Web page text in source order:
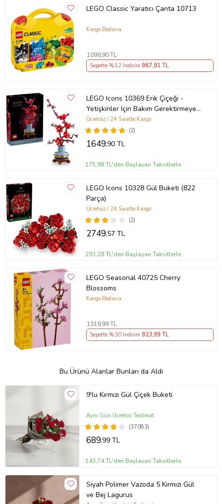
LEGO Classic Yaratıcı Çanta 10713
Kargo Bedava
1099,90 TL
Sepette %12 İndirim 967,91 TL
LEGO Icons 10369 Erik Çiçeği -
Yetişkinler Için Bakım Gerektirmeyen
Dekoratif Bitki Yapım Seti (327
Parça)
(2)
Ücretsiz / 24 Saatte Kargo
1649,90 TL
175,98 TL'den Başlayan Taksitlerle
LEGO Icons 10328 Gül Buketi (822
Parça)
(2)
Ücretsiz / 24 Saatte Kargo
2749,57 TL
293,28 TL'den Başlayan Taksitlerle
LEGO Seasonal 40725 Cherry
Blossoms
Kargo Bedava
1319,99 TL
Sepette %30 İndirim 923,99 TL
Bu Ürünü Alanlar Bunları da Aldı
9'lu Kırmızı Gül Çiçek Buketi
(37083)
Aynı Gün Ücretsiz Teslimat
689,99 TL
143,74 TL'den Başlayan Taksitlerle
Siyah Polimer Vazoda 5 Kırmızı Gül
ve Bej Lagurus